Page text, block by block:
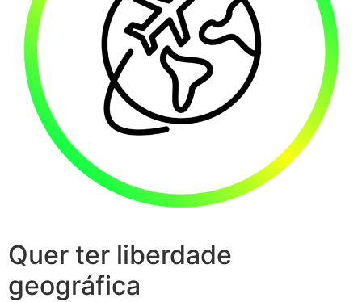
Quer ter liberdade
geográfica